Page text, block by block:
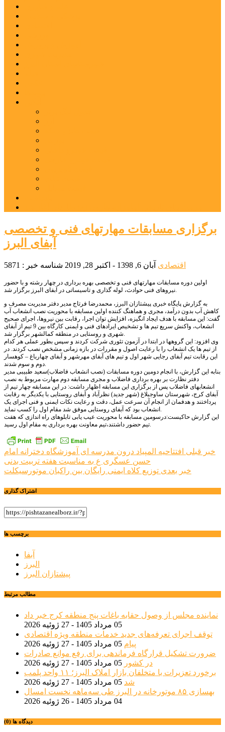
برگزاری مسابقات مهارتهای فنی و تخصصی
آبفای البرز
اقتصادی آبان 6, 1398 - اکتبر 28, 2019 شناسه خبر : 5871
اولین دوره مسابقات مهارتهای فنی و تخصصی بهره برداری در چهار رشته و با حضور
نیروهای فنی حوادث، لوله گذاری و تاسیساتی در آبفای البرز برگزار شد.
به گزارش پایگاه خبری پیشتازان البرز، محمدرضا فرتاج مدیر دفتر مدیریت مصرف و
کاهش آب بدون درآمد، مجری و هماهنگ کننده اولین مسابقه با محوریت نصب انشعاب آب
گفت: این مسابقه با هدف ایجاد انگیزه، افزایش توان اجرا، رقابت بین نیروها، اجرای صحیح
انشعاب، واکنش سریع تیم ها و تشخیص ایرادهای فنی و ایمنی کارگاه بین 9 تیم از آبفای
شهری و روستایی در منطقه کمالشهر برگزار شد.
وی افزود: این گروهها در ابتدا در آزمون تئوری شرکت کردند و سپس بطور عملی هر کدام
از تیم ها یک انشعاب را با رعایت اصول و مقررات در بازه زمانی مشخص نصب کردند. در
این رقابت تیم آبفای رجایی شهر اول و تیم های آبفای مهرشهر و آبفای چهارباغ – کوهسار
دوم و سوم شدند.
بنابه این گزارش، با انجام دومین دوره مسابقات (نصب انشعاب فاضلاب)سعید طبیبی مدیر
دفتر نظارت بر بهره برداری فاضلاب و مجری مسابقه دوم مهارت مربوط به نصب
انشعابهای فاضلاب پس از برگزاری این مسابقه اظهار داشت: در این مسابقه چهار تیم از
آبفای کرج، شهرستان ساوجبلاغ (شهر جدید) نظرآباد و آبفای روستایی با یکدیگر به رقابت
پرداختند و هدفمان از انجام آن سرعت عمل، دقت و رعایت نکات ایمنی و فنی اجرای یک
انشعاب بود که آبفای روستایی موفق شد مقام اول را کسب نماید.
این گزارش حاکیست:درسومین مسابقه با محوریت عیب یابی تابلوهای راه اندازی که هفت
تیم حضور داشتند،تیم معاونت بهره برداری به مقام اول رسید.
راهبری
نوشته
خبر قبلی افتتاحیه المپیاد درون مدرسه ای آموزشگاه دخترانه امام
حسن عسگری ع به مناسبت هفته تربیت بدنی
خبر بعدی توزیع کلاه ایمنی رایگان بین راکبان موتورسیکلت
اشتراک گذاری
برچسب ها
آبفا
البرز
پیشتازان البرز
مطالب مرتبط
نماینده مجلس از وصول حقابه باغات پنج منطقه کرج خبر داد
05 مرداد 1405 - 27 ژوئیه 2026
توقف اجرای تعرفه‌های جدید خدمات منطقه ویژه اقتصادی
پیام 05 مرداد 1405 - 27 ژوئیه 2026
ضرورت تشکیل قرارگاه فرماندهی برای رفع موانع صادرات
در کشور 05 مرداد 1405 - 27 ژوئیه 2026
برخورد تعزیرات با متخلفان بازار املاک البرز؛ ۱۱ واحد پلمب
شد 05 مرداد 1405 - 27 ژوئیه 2026
بهسازی ۸۵ موتورخانه در البرز طی سه‌ماهه نخست امسال
04 مرداد 1405 - 26 ژوئیه 2026
دیدگاه ها (0)